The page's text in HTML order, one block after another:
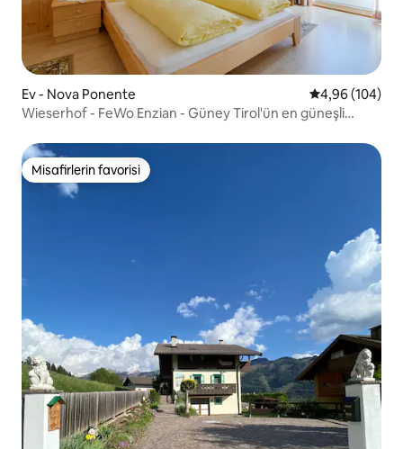
Ev - Nova Ponente 5 üzerinden
4,96 (104)
Wieserhof - FeWo Enzian - Güney Tirol'ün en güneşli
Misafirlerin favorisi
Misafirlerin favorisi